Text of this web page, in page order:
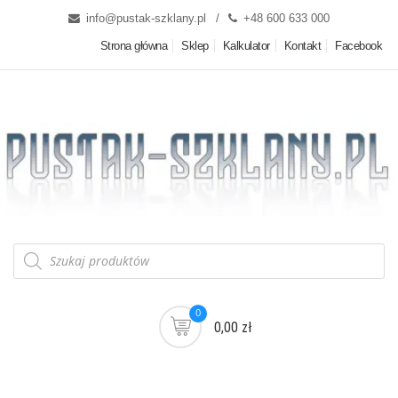
info@pustak-szklany.pl +48 600 633 000
Strona główna Sklep Kalkulator Kontakt Facebook
0
0,00 zł